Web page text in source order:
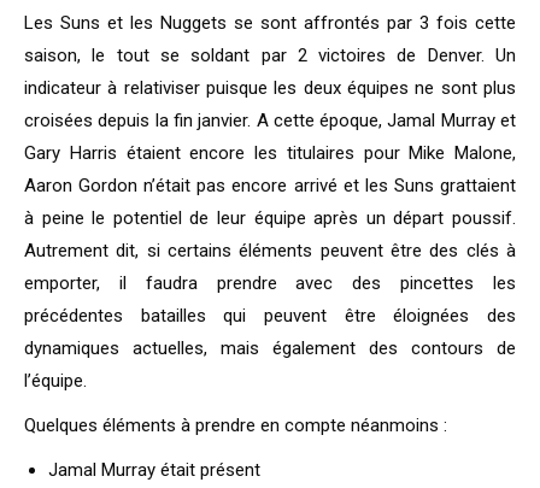
Les Suns et les Nuggets se sont affrontés par 3 fois cette
saison, le tout se soldant par 2 victoires de Denver. Un
indicateur à relativiser puisque les deux équipes ne sont plus
croisées depuis la fin janvier. A cette époque, Jamal Murray et
Gary Harris étaient encore les titulaires pour Mike Malone,
Aaron Gordon n’était pas encore arrivé et les Suns grattaient
à peine le potentiel de leur équipe après un départ poussif.
Autrement dit, si certains éléments peuvent être des clés à
emporter, il faudra prendre avec des pincettes les
précédentes batailles qui peuvent être éloignées des
dynamiques actuelles, mais également des contours de
l’équipe.
Quelques éléments à prendre en compte néanmoins :
Jamal Murray était présent